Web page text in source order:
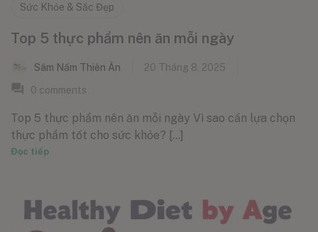
Sức Khỏe & Sắc Đẹp
Top 5 thực phẩm nên ăn mỗi ngày
Sâm Nấm Thiên Ân
20 Tháng 8, 2025
0 comments
Top 5 thực phẩm nên ăn mỗi ngày Vì sao cần lựa chọn
thực phẩm tốt cho sức khỏe? [...]
Đọc tiếp